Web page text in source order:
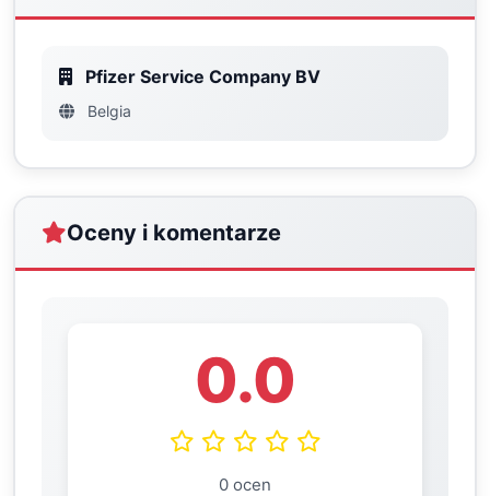
Pfizer Service Company BV
Belgia
Oceny i komentarze
0.0
0 ocen